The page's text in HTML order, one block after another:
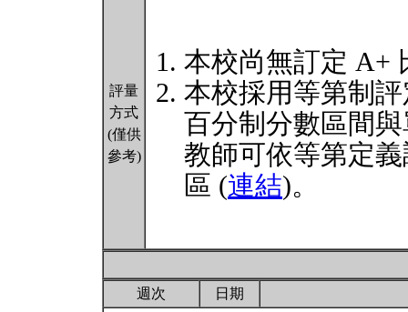
評量
方式
(僅供
參考)
本校尚無訂定 A+
本校採用等第制
百分制分數區間
教師可依等第定
區 (連結)。
週次
日期